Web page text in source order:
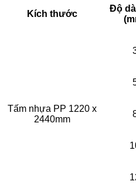
Kích thước
Độ
Tấm nhựa PP 1220 x
2440mm